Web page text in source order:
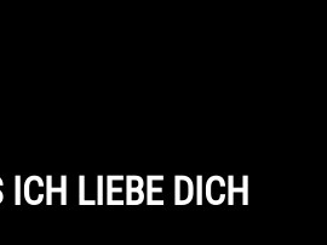
LIEBE DICH